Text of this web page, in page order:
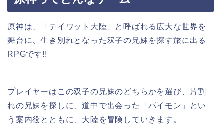
原神は、「テイワット大陸」と呼ばれる広大な世界を
舞台に、生き別れとなった双子の兄妹を探す旅に出る
RPGです‼︎
プレイヤーはこの双子の兄妹のどちらかを選び、片割
れの兄妹を探しに、道中で出会った「パイモン」とい
う案内役とともに、大陸を冒険していきます。